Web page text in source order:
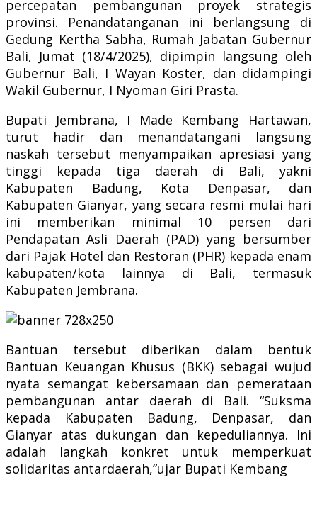
percepatan pembangunan proyek strategis
provinsi. Penandatanganan ini berlangsung di
Gedung Kertha Sabha, Rumah Jabatan Gubernur
Bali, Jumat (18/4/2025), dipimpin langsung oleh
Gubernur Bali, I Wayan Koster, dan didampingi
Wakil Gubernur, I Nyoman Giri Prasta.
Bupati Jembrana, I Made Kembang Hartawan,
turut hadir dan menandatangani langsung
naskah tersebut menyampaikan apresiasi yang
tinggi kepada tiga daerah di Bali, yakni
Kabupaten Badung, Kota Denpasar, dan
Kabupaten Gianyar, yang secara resmi mulai hari
ini memberikan minimal 10 persen dari
Pendapatan Asli Daerah (PAD) yang bersumber
dari Pajak Hotel dan Restoran (PHR) kepada enam
kabupaten/kota lainnya di Bali, termasuk
Kabupaten Jembrana.
Bantuan tersebut diberikan dalam bentuk
Bantuan Keuangan Khusus (BKK) sebagai wujud
nyata semangat kebersamaan dan pemerataan
pembangunan antar daerah di Bali. “Suksma
kepada Kabupaten Badung, Denpasar, dan
Gianyar atas dukungan dan kepeduliannya. Ini
adalah langkah konkret untuk memperkuat
solidaritas antardaerah,”ujar Bupati Kembang